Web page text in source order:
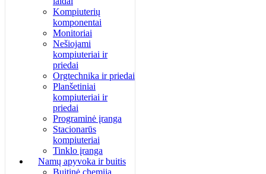
Kompiuterių
komponentai
Monitoriai
Nešiojami
kompiuteriai ir
priedai
Orgtechnika ir priedai
Planšetiniai
kompiuteriai ir
priedai
Programinė įranga
Stacionarūs
kompiuteriai
Tinklo įranga
Namų apyvoka ir buitis
Buitinė chemija